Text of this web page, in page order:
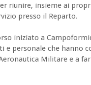
riunire, insieme ai
presso il Reparto.
iniziato a
e personale che hanno
Militare e a